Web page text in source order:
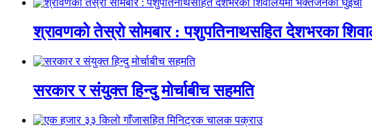
श्रावणको तेस्रो सोमबार : पशुपतिनाथसहित देशभरका
सरकार र संयुक्त हिन्दु मोर्चाबीच सहमति